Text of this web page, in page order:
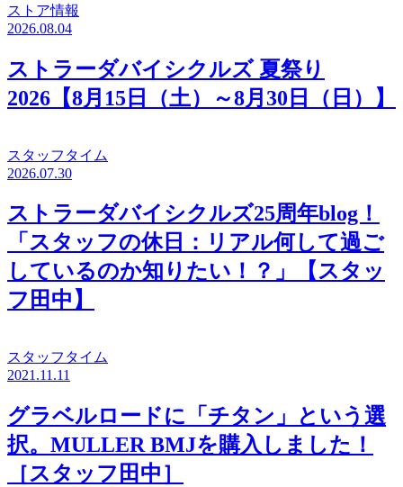
ストア情報
2026.08.04
ストラーダバイシクルズ 夏祭り
2026【8月15日（土）～8月30日（日）】
スタッフタイム
2026.07.30
ストラーダバイシクルズ25周年blog！
「スタッフの休日：リアル何して過ご
しているのか知りたい！？」【スタッ
フ田中】
スタッフタイム
2021.11.11
グラベルロードに「チタン」という選
択。MULLER BMJを購入しました！
［スタッフ田中］